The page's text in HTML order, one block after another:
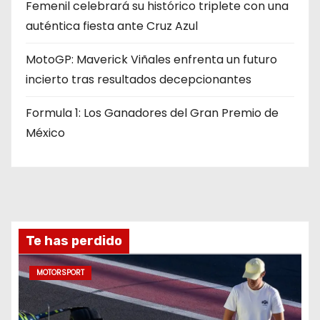
Femenil celebrará su histórico triplete con una
auténtica fiesta ante Cruz Azul
MotoGP: Maverick Viñales enfrenta un futuro
incierto tras resultados decepcionantes
Formula 1: Los Ganadores del Gran Premio de
México
Te has perdido
MOTORSPORT